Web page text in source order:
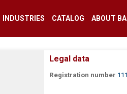
INDUSTRIES CATALOG ABOUT
Legal data
Registration number